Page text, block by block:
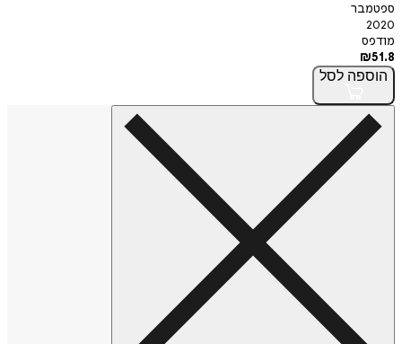
ספטמבר
2020
מודפס
₪51.8
הוספה לסל